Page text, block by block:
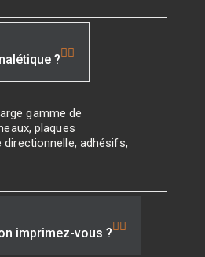
?
gamme de
plaques
adhésifs,
imprimez-vous ?